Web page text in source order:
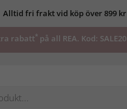
Alltid fri frakt vid köp över 899 kr
rabatt*på all REA. Kod: SALE20